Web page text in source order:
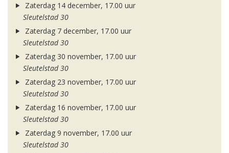
Zaterdag 14 december, 17.00 uur
Sleutelstad 30
Zaterdag 7 december, 17.00 uur
Sleutelstad 30
Zaterdag 30 november, 17.00 uur
Sleutelstad 30
Zaterdag 23 november, 17.00 uur
Sleutelstad 30
Zaterdag 16 november, 17.00 uur
Sleutelstad 30
Zaterdag 9 november, 17.00 uur
Sleutelstad 30